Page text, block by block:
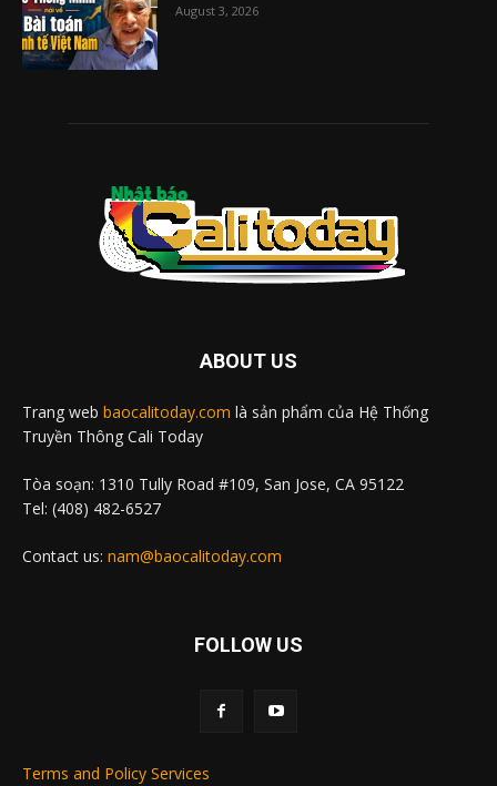
August 3, 2026
ABOUT US
Trang web baocalitoday.com là sản phẩm của Hệ Thống
Truyền Thông Cali Today
Tòa soạn: 1310 Tully Road #109, San Jose, CA 95122
Tel: (408) 482-6527
Contact us: nam@baocalitoday.com
FOLLOW US
Terms and Policy Services